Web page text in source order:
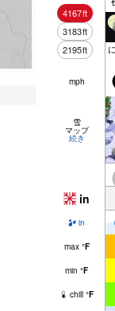
4167ft
3183ft
2195ft
mph
雪
マップ
続き
in
in
max °F
min °F
chill °F